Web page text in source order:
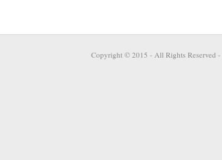
Copyright © 2015 - All Rights Reserved -